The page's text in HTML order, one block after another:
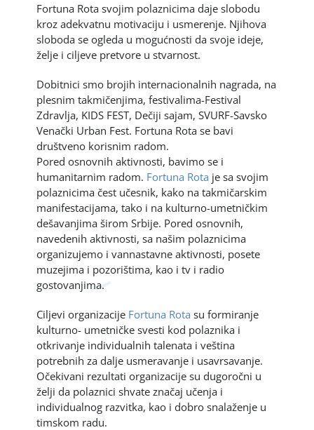
Fortuna Rota svojim polaznicima daje slobodu
kroz adekvatnu motivaciju i usmerenje. Njihova
sloboda se ogleda u mogućnosti da svoje ideje,
želje i ciljeve pretvore u stvarnost.
Dobitnici smo brojih internacionalnih nagrada, na
plesnim takmičenjima, festivalima-Festival
Zdravlja, KIDS FEST, Dečiji sajam, SVURF-Savsko
Venački Urban Fest. Fortuna Rota se bavi
društveno korisnim radom.
Pored osnovnih aktivnosti, bavimo se i
humanitarnim radom. Fortuna Rota je sa svojim
polaznicima čest učesnik, kako na takmičarskim
manifestacijama, tako i na kulturno-umetničkim
dešavanjima širom Srbije. Pored osnovnih,
navedenih aktivnosti, sa našim polaznicima
organizujemo i vannastavne aktivnosti, posete
muzejima i pozorištima, kao i tv i radio
gostovanjima.
Ciljevi organizacije Fortuna Rota su formiranje
kulturno- umetničke svesti kod polaznika i
otkrivanje individualnih talenata i veština
potrebnih za dalje usmeravanje i usavrsavanje.
Očekivani rezultati organizacije su dugoročni u
želji da polaznici shvate značaj učenja i
individualnog razvitka, kao i dobro snalaženje u
timskom radu.